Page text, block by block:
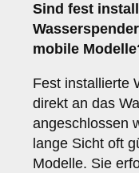
Sind fest
mobile
Fest installierte
direkt an das
angeschlossen
lange Sicht oft
Modelle. Sie